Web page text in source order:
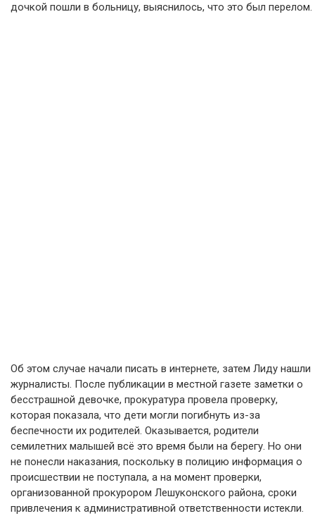
дочкой пошли в больницу, выяснилось, что это был перелом.
Об этом случае начали писать в интернете, затем Лиду нашли
журналисты. После публикации в местной газете заметки о
бесстрашной девочке, прокуратура провела проверку,
которая показала, что дети могли погибнуть из-за
беспечности их родителей. Оказывается, родители
семилетних малышей всё это время были на берегу. Но они
не понесли наказания, поскольку в полицию информация о
происшествии не поступала, а на момент проверки,
организованной прокурором Лешуконского района, сроки
привлечения к административной ответственности истекли.